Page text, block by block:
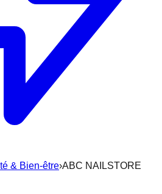
& Bien-être›ABC NAILSTORE